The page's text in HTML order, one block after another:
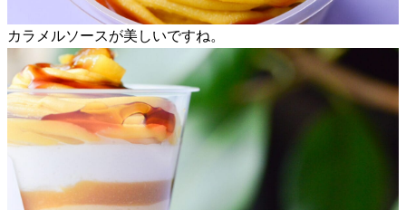
カラメルソースが美しいですね。